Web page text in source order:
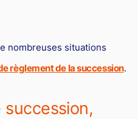
nombreuses situations
règlement de la succession.
succession,